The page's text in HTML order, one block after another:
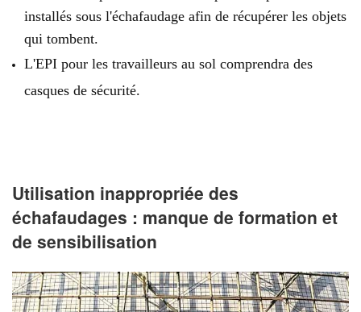
installés sous l'échafaudage afin de récupérer les objets
qui tombent.
L'EPI pour les travailleurs au sol comprendra des
casques de sécurité.
Utilisation inappropriée des
échafaudages : manque de formation et
de sensibilisation